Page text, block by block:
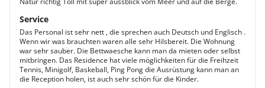
Service
Das Personal ist sehr nett , die sprechen auch Deutsch und Englisch .
Wenn wir was brauchten waren alle sehr Hilsbereit. Die Wohnung
war sehr sauber. Die Bettwaesche kann man da mieten oder selbst
mitbringen. Das Residence hat viele möglichkeiten für die Freihzeit
Tennis, Minigolf, Baskeball, Ping Pong die Ausrüstung kann man an
die Reception holen, ist auch sehr schön für die Kinder.